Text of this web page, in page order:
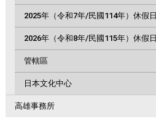
2025年（令和7年/民國114年）休假日
2026年（令和8年/民國115年）休假日
管轄區
日本文化中心
高雄事務所